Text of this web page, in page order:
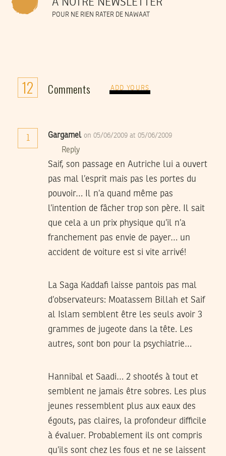
À NOTRE NEWSLETTER
POUR NE RIEN RATER DE NAWAAT
12 Comments ADD YOURS
1 Gargamel on 05/06/2009 at 05/06/2009
Reply
Saif, son passage en Autriche lui a ouvert
pas mal l’esprit mais pas les portes du
pouvoir… Il n’a quand même pas
l’intention de fâcher trop son père. Il sait
que cela a un prix physique qu’il n’a
franchement pas envie de payer… un
accident de voiture est si vite arrivé!
La Saga Kaddafi laisse pantois pas mal
d’observateurs: Moatassem Billah et Saif
al Islam semblent être les seuls avoir 3
grammes de jugeote dans la tête. Les
autres, sont bon pour la psychiatrie…
Hannibal et Saadi… 2 shootés à tout et
semblent ne jamais être sobres. Les plus
jeunes ressemblent plus aux eaux des
égouts, pas claires, la profondeur difficile
à évaluer. Probablement ils ont compris
qu’ils sont chez les fous et ne se laissent